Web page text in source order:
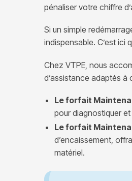
pénaliser votre chiffre
Si un simple
indispensable. C’est ici
Chez VTPE, nous
d’assistance adaptés à
Le forfait
pour diagnostiquer
Le forfait
d’encaissement,
matériel.